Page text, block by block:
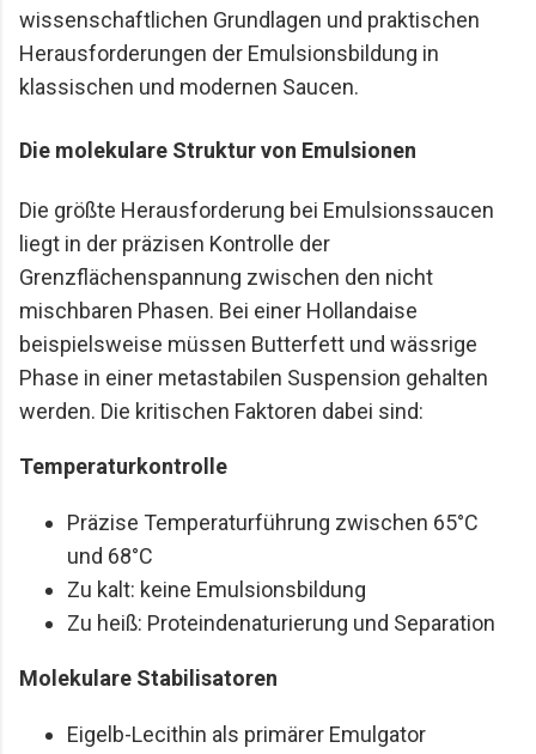
wissenschaftlichen Grundlagen und praktischen
Herausforderungen der Emulsionsbildung in
klassischen und modernen Saucen.
Die molekulare Struktur von Emulsionen
Die größte Herausforderung bei Emulsionssaucen
liegt in der präzisen Kontrolle der
Grenzflächenspannung zwischen den nicht
mischbaren Phasen. Bei einer Hollandaise
beispielsweise müssen Butterfett und wässrige
Phase in einer metastabilen Suspension gehalten
werden. Die kritischen Faktoren dabei sind:
Temperaturkontrolle
Präzise Temperaturführung zwischen 65°C
und 68°C
Zu kalt: keine Emulsionsbildung
Zu heiß: Proteindenaturierung und Separation
Molekulare Stabilisatoren
Eigelb-Lecithin als primärer Emulgator